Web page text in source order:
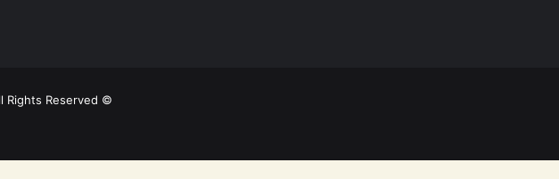
© Copyright 2026, All Rights Reserved |